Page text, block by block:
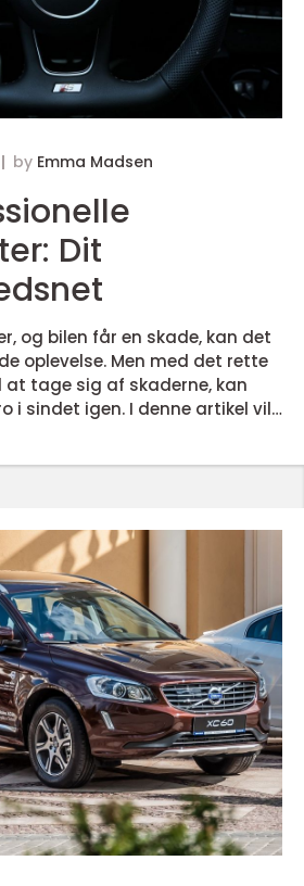
by Emma Madsen
Dit
og bilen får en skade, kan det
oplevelse. Men med det rette
at tage sig af skaderne, kan
i sindet igen. I denne artikel vil